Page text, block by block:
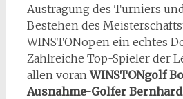
Austragung des Turniers
Bestehen des
WINSTONopen ein echtes
Zahlreiche Top-Spieler der
allen voranWINSTONgolf
Ausnahme-Golfer